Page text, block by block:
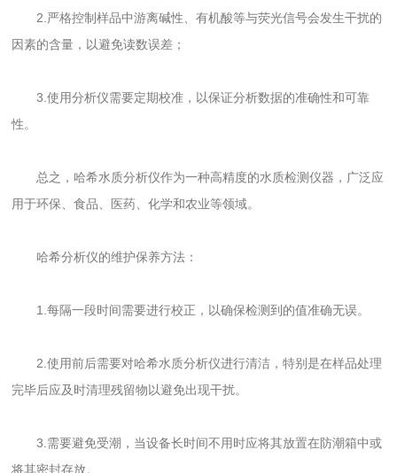
2.严格控制样品中游离碱性、有机酸等与荧光信号会发生干扰的
因素的含量，以避免读数误差；
3.使用分析仪需要定期校准，以保证分析数据的准确性和可靠
性。
总之，哈希水质分析仪作为一种高精度的水质检测仪器，广泛应
用于环保、食品、医药、化学和农业等领域。
哈希分析仪的维护保养方法：
1.每隔一段时间需要进行校正，以确保检测到的值准确无误。
2.使用前后需要对哈希水质分析仪进行清洁，特别是在样品处理
完毕后应及时清理残留物以避免出现干扰。
3.需要避免受潮，当设备长时间不用时应将其放置在防潮箱中或
将其密封存放。